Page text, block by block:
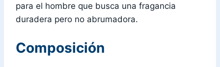
para el hombre que busca una fragancia
duradera pero no abrumadora.
Composición